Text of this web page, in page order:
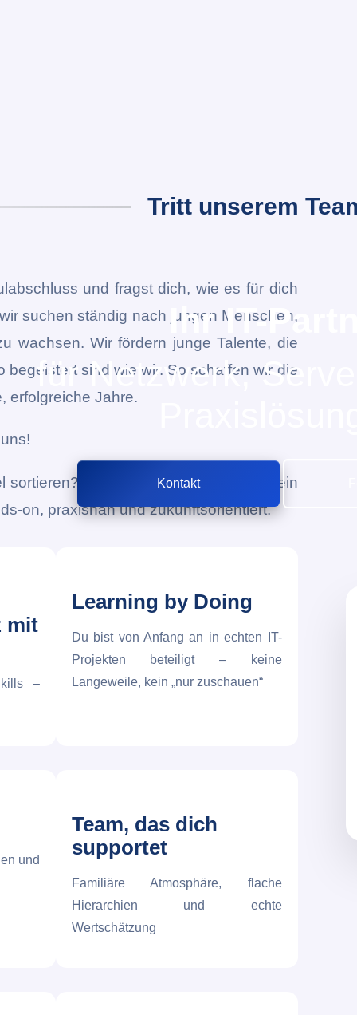
Ihr IT-
für Netzwerk,
Kontakt
Tritt unserem
und fragst dich, wie es für dich
suchen ständig nach jungen Menschen,
wachsen. Wir fördern junge Talente, die
begeistert sind wie wir. So schaffen wir die
erfolgreiche Jahre.
sortieren? Bei uns lernst du alles, was ein
on, praxisnah und zukunftsorientiert.
mit
–
Learning by Doing
Du bist von Anfang an in echten IT-
Projekten beteiligt – keine
Langeweile, kein „nur zuschauen“
und
Team, das dich
supportet
Familiäre Atmosphäre, flache
Hierarchien und echte
Wertschätzung